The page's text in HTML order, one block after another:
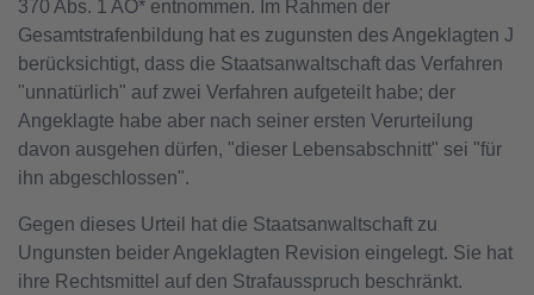
370 Abs. 1 AO* entnommen. Im Rahmen der
Gesamtstrafenbildung hat es zugunsten des Angeklagten J
berücksichtigt, dass die Staatsanwaltschaft das Verfahren
"unnatürlich" auf zwei Verfahren aufgeteilt habe; der
Angeklagte habe aber nach seiner ersten Verurteilung
davon ausgehen dürfen, "dieser Lebensabschnitt" sei "für
ihn abgeschlossen".
Gegen dieses Urteil hat die Staatsanwaltschaft zu
Ungunsten beider Angeklagten Revision eingelegt. Sie hat
ihre Rechtsmittel auf den Strafausspruch beschränkt.